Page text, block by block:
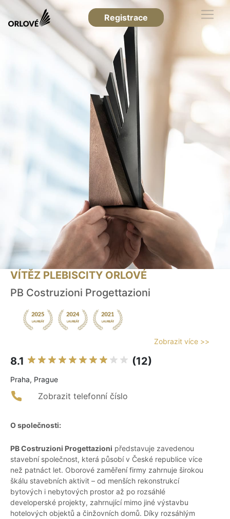
Registrace
VÍTĚZ PLEBISCITY ORLOVÉ
PB Costruzioni Progettazioni
Zobrazit více >>
8.1 (12)
Praha, Prague
Zobrazit telefonní číslo
O společnosti:
PB Costruzioni Progettazioni představuje zavedenou
stavební společnost, která působí v České republice více
než patnáct let. Oborové zaměření firmy zahrnuje širokou
škálu stavebních aktivit – od menších rekonstrukcí
bytových i nebytových prostor až po rozsáhlé
developerské projekty, zahrnující mimo jiné výstavbu
hotelových objektů a činžovních domů. Díky rozsáhlým